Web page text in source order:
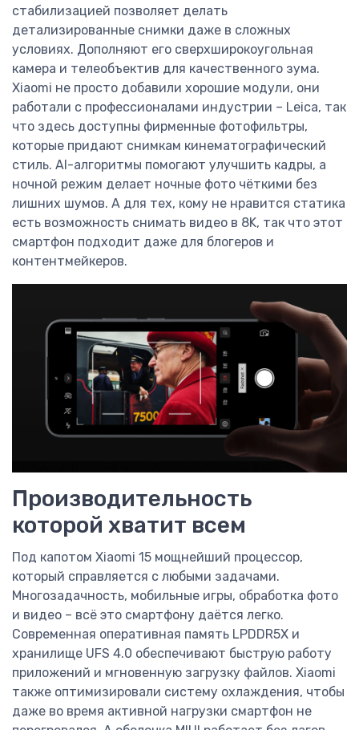
стабилизацией позволяет делать
детализированные снимки даже в сложных
условиях. Дополняют его сверхширокоугольная
камера и телеобъектив для качественного зума.
Xiaomi не просто добавили хорошие модули, они
работали с профессионалами индустрии – Leica, так
что здесь доступны фирменные фотофильтры,
которые придают снимкам кинематографический
стиль. AI-алгоритмы помогают улучшить кадры, а
ночной режим делает ночные фото чёткими без
лишних шумов. А для тех, кому не нравится статика
есть возможность снимать видео в 8K, так что этот
смартфон подходит даже для блогеров и
контентмейкеров.
Производительность
которой хватит всем
Под капотом Xiaomi 15 мощнейший процессор,
который справляется с любыми задачами.
Многозадачность, мобильные игры, обработка фото
и видео – всё это смартфону даётся легко.
Современная оперативная память LPDDR5X и
хранилище UFS 4.0 обеспечивают быструю работу
приложений и мгновенную загрузку файлов. Xiaomi
также оптимизировали систему охлаждения, чтобы
даже во время активной нагрузки смартфон не